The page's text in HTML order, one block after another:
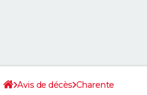
Avis de décès Charente